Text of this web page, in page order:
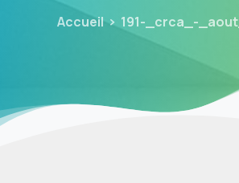
Accueil 191-_crca_-